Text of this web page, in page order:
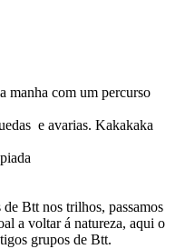
manha com um percurso
e avarias. Kakakaka
Btt nos trilhos, passamos
a voltar á natureza, aqui o
grupos de Btt.